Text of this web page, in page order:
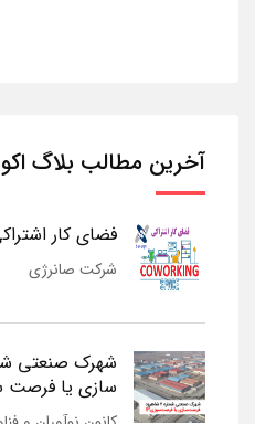
آخرین مطالب بلاگ
فضای کار
شرکت صانرژی
سازی یا فرصت